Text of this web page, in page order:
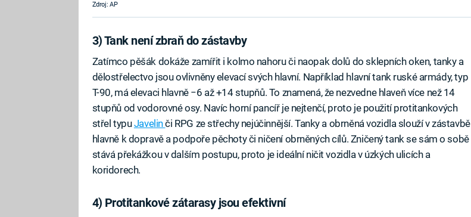
Zdroj: AP
3) Tank není zbraň do zástavby
Zatímco pěšák dokáže zamířit i kolmo nahoru či naopak dolů do sklepních oken, tanky a
dělostřelectvo jsou ovlivněny elevací svých hlavní. Například hlavní tank ruské armády, typ
T-90, má elevaci hlavně −6 až +14 stupňů. To znamená, že nezvedne hlaveň více než 14
stupňů od vodorovné osy. Navíc horní pancíř je nejtenčí, proto je použití protitankových
střel typuJavelinči RPG ze střechy nejúčinnější. Tanky a obrněná vozidla slouží v zástavbě
hlavně k dopravě a podpoře pěchoty či ničení obrněných cílů. Zničený tank se sám o sobě
stává překážkou v dalším postupu, proto je ideální ničit vozidla v úzkých ulicích a
koridorech.
4) Protitankové zátarasy jsou efektivní